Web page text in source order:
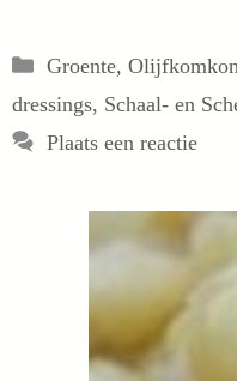
Categorieën
Groente,
dressings, Schaal- en
Plaats een reactie